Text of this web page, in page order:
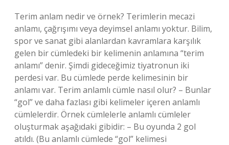
Terim anlam nedir ve örnek? Terimlerin mecazi
anlamı, çağrışımı veya deyimsel anlamı yoktur. Bilim,
spor ve sanat gibi alanlardan kavramlara karşılık
gelen bir cümledeki bir kelimenin anlamına “terim
anlamı” denir. Şimdi gideceğimiz tiyatronun iki
perdesi var. Bu cümlede perde kelimesinin bir
anlamı var. Terim anlamlı cümle nasıl olur? – Bunlar
“gol” ve daha fazlası gibi kelimeler içeren anlamlı
cümlelerdir. Örnek cümlelerle anlamlı cümleler
oluşturmak aşağıdaki gibidir: – Bu oyunda 2 gol
atıldı. (Bu anlamlı cümlede “gol” kelimesi